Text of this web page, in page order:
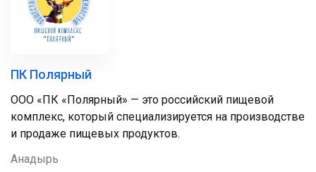
ПК Полярный
ООО «ПК «Полярный» — это российский пищевой
комплекс, который специализируется на производстве
и продаже пищевых продуктов.
Анадырь